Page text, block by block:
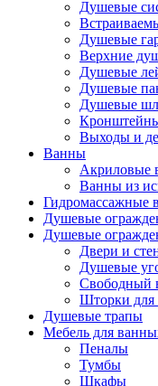
Душевые
Душевые
Верхние
Душевые
Душевые
Душевые
Выходы и
Ванны
Акриловые
Ванны из
Гидромассажные
Душевые
Душевые
Двери и
Душевые
Свободный
Шторки для
Душевые трапы
Мебель для
Пеналы
Тумбы
Шкафы